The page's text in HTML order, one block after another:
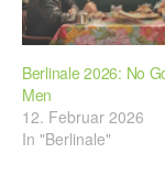
Berlinale 2026: No
Men
12. Februar 2026
In "Berlinale"